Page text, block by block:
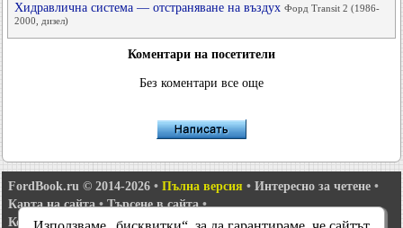
Хидравлична система — отстраняване на въздух Форд Transit 2 (1986-
2000, дизел)
Коментари на посетители
Без коментари все още
FordBook.ru © 2014-2026 • Пълна версия • Интересно за четене •
Карта на сайта•Търсене в сайта•
Комуникация с администрацията